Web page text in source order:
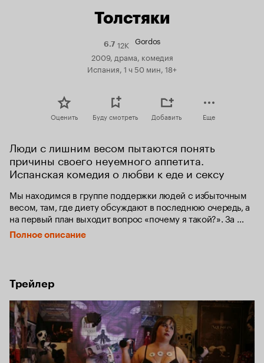
Толстяки
6.7Рейтинг
Кинопоиска
6.7
12K Gordos
2009, драма, комедия
Испания, 1 ч 50 мин, 18+
Оценить Буду смотреть Добавить Еще
Люди с лишним весом пытаются понять
причины своего неуемного аппетита.
Испанская комедия о любви к еде и сексу
Мы находимся в группе поддержки людей с избыточным
весом, там, где диету обсуждают в последнюю очередь, а
на первый план выходит вопрос «почему я такой?». За
стеной из жира бурлят нешуточные страсти, копятся
страхи и желания... а может, идти по жизни с такой
Полное описание
Трейлер